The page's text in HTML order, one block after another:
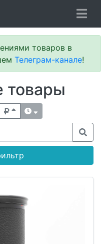
товаров в
Телеграм-канале!
товары